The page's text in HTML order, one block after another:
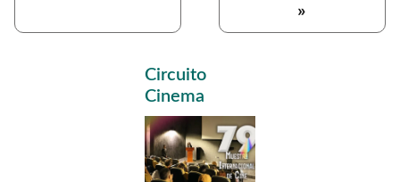
»
Primary
Sidebar
Circuito
Cinema